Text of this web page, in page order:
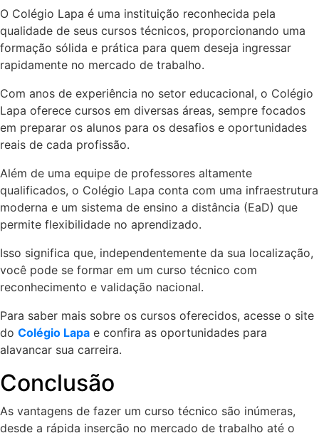
O Colégio Lapa é uma instituição reconhecida pela
qualidade de seus cursos técnicos, proporcionando uma
formação sólida e prática para quem deseja ingressar
rapidamente no mercado de trabalho.
Com anos de experiência no setor educacional, o Colégio
Lapa oferece cursos em diversas áreas, sempre focados
em preparar os alunos para os desafios e oportunidades
reais de cada profissão.
Além de uma equipe de professores altamente
qualificados, o Colégio Lapa conta com uma infraestrutura
moderna e um sistema de ensino a distância (EaD) que
permite flexibilidade no aprendizado.
Isso significa que, independentemente da sua localização,
você pode se formar em um curso técnico com
reconhecimento e validação nacional.
Para saber mais sobre os cursos oferecidos, acesse o site
do Colégio Lapa e confira as oportunidades para
alavancar sua carreira.
Conclusão
As vantagens de fazer um curso técnico são inúmeras,
desde a rápida inserção no mercado de trabalho até o